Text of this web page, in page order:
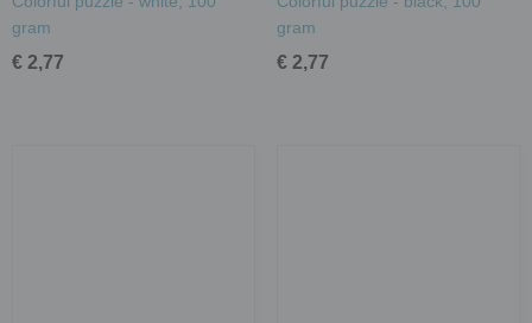
gram
€ 2,77
gram
€ 2,77